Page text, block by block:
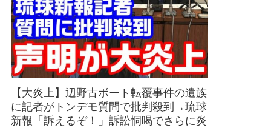
【大炎上】辺野古ボート転覆事件の遺族
に記者がトンデモ質問で批判殺到→琉球
新報「訴えるぞ！」訴訟恫喝でさらに炎